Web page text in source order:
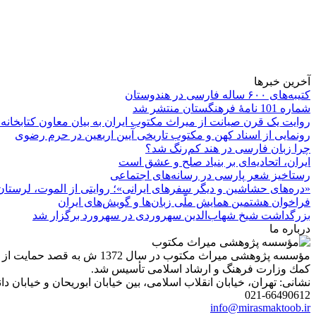
آخرین خبرها
کتیبه‌های ۶۰۰ ساله فارسی در هندوستان
شماره 101 نامۀ فرهنگستان منتشر شد
روایت یک قرن صیانت از میراث مکتوب ایران به بیان معاون
رونمایی از اسناد کهن و مکتوب تاریخی آیین اربعین در حرم رضوی
چرا زبان فارسی در هند کم‌رنگ شد؟
ایران، اتحادیه‌ای بر بنیاد صلح و عشق است
رستاخیز شعر پارسی در رسانه‌های اجتماعی
«دره‌های حشاشین و دیگر سفرهای ایرانی»؛ روایتی از الموت، لرستان
فراخوان هشتمین همایش ملّی زبان‌ها و گویش‌های ایران
بزرگداشت شیخ شهاب‌الدین سهروردی در سهرورد برگزار شد
درباره ما
مؤسسه پژوهشی میراث
كمك وزارت فرهنگ و ارشاد اسلامی تأسیس شد.
نشانی: تهران، خیابان انقلاب اسلامی، بین خیابان ابوریحان و خیابان دانشگاه، شمارۀ 1182
021-66490612
info@mirasmaktoob.ir